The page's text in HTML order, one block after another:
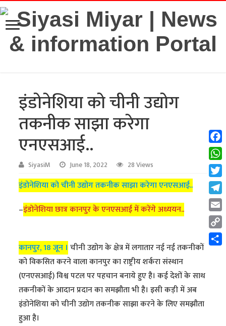
इंडोनेशिया को चीनी उद्योग
तकनीक साझा करेगा
एनएसआई..
SiyasiM June 18, 2022 28 Views
इंडोनेशिया को चीनी उद्योग तकनीक साझा करेगा एनएसआई..
–इंडोनेशिया छात्र कानपुर के एनएसआई में करेंगे अध्ययन..
कानपुर, 18 जून । चीनी उद्योग के क्षेत्र में लगातार नई नई तकनीकों
को विकसित करने वाला कानपुर का राष्ट्रीय शर्करा संस्थान
(एनएसआई) विश्व पटल पर पहचान बनाये हुए है। कई देशों के साथ
तकनीकों के आदान प्रदान का समझौता भी है। इसी कड़ी में अब
इंडोनेशिया को चीनी उद्योग तकनीक साझा करने के लिए समझौता
हुआ है।
Copy
Link